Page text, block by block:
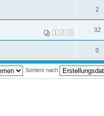
2
1 2 3 32
0
Sortiere nach